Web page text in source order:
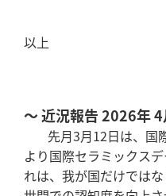
以上
～ 近況報告 2026年
先月3月12日は、国
より国際セラミックス
れは、我が国だけでは